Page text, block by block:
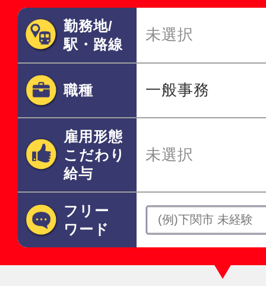
勤務地/
駅・路線
未選択
職種 一般事務
雇用形態
こだわり
給与
未選択
フリー
ワード